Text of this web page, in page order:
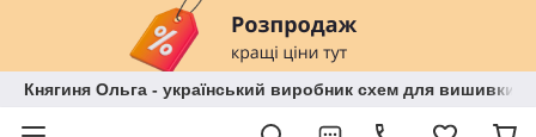
Княгиня Ольга - український виробник схем для вишивки